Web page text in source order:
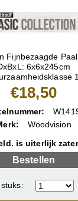
Fijnbezaagde
6x6x245cm
1
€18,50
Woodvision
is uiterlijk
Bestellen